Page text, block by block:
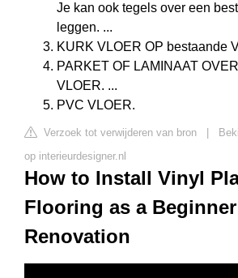
Je kan ook tegels over een
leggen. ...
KURK VLOER OP bestaande
PARKET OF LAMINAAT
VLOER. ...
PVC VLOER.
Verzoek tot verwijderen van bron
op interieurdesigner.nl
How to Install Vinyl
Flooring as a
Renovation